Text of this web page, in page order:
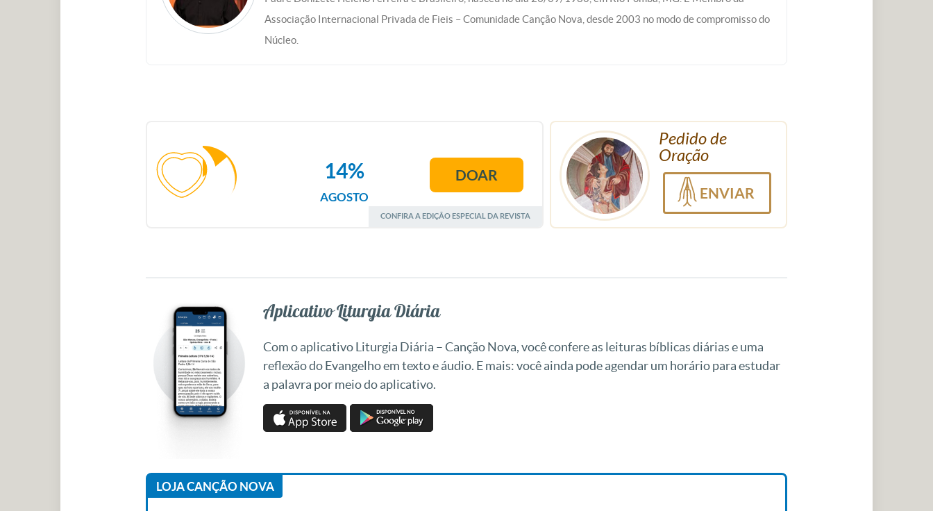
Associação Internacional Privada de Fieis – Comunidade Canção Nova, desde 2003 no modo de compromisso do
Núcleo.
AGOSTO
14% DOAR
CONFIRA A EDIÇÃO ESPECIAL DA REVISTA
Pedido de
Oração
ENVIAR
Aplicativo Liturgia Diária
Com o aplicativo Liturgia Diária – Canção Nova, você confere as leituras bíblicas diárias e uma
reflexão do Evangelho em texto e áudio. E mais: você ainda pode agendar um horário para estudar
a palavra por meio do aplicativo.
LOJA CANÇÃO NOVA